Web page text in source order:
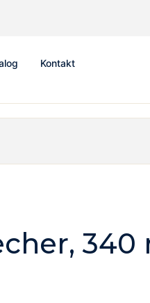
Kontakt
340